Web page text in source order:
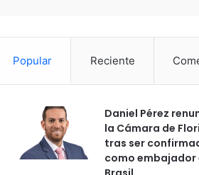
Popular Reciente
Daniel Pérez
la Cámara de
tras ser
como embajador